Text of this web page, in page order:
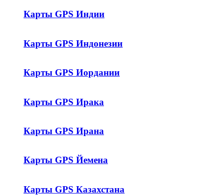
Карты GPS Индии
Карты GPS Индонезии
Карты GPS Иордании
Карты GPS Ирака
Карты GPS Ирана
Карты GPS Йемена
Карты GPS Казахстана